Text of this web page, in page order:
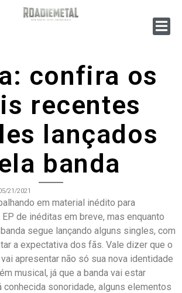
confira os
recentes
lançados
banda
21/2021
em material inédito para
de inéditas em breve, mas enquanto
segue lançando alguns singles, com
a expectativa dos fãs. Vale dizer que o
apresentar não só sua nova identidade
musical, já que a banda vai estar
conhecida sonoridade, alguns elementos